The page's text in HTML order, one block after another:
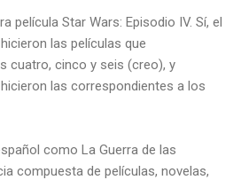
película Star Wars: Episodio IV. Sí, el
las películas que
cuatro, cinco y seis (creo), y
las correspondientes a los
como La Guerra de las
compuesta de películas, novelas,